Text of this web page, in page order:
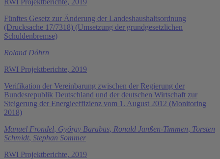
Fünftes Gesetz zur Änderung der Landeshaushaltsordnung
(Drucksache 17/7318) (Umsetzung der grundgesetzlichen
Schuldenbremse)
Roland Döhrn
RWI Projektberichte, 2019
Verifikation der Vereinbarung zwischen der Regierung der
Bundesrepublik Deutschland und der deutschen Wirtschaft zur
Steigerung der Energieeffizienz vom 1. August 2012 (Monitoring
2018)
Manuel Frondel, György Barabas, Ronald Janßen-Timmen, Torsten
Schmidt, Stephan Sommer
RWI Projektberichte, 2019